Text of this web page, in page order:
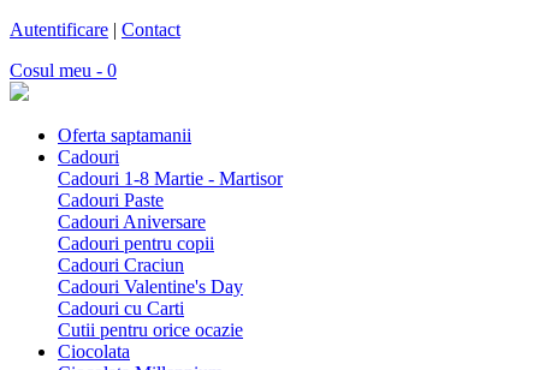
Autentificare | Contact
Cosul meu - 0
Oferta saptamanii
Cadouri
Cadouri 1-8 Martie - Martisor
Cadouri Paste
Cadouri Aniversare
Cadouri pentru copii
Cadouri Craciun
Cadouri Valentine's Day
Cadouri cu Carti
Cutii pentru orice ocazie
Ciocolata